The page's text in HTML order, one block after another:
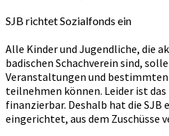
SJB richtet Sozialfonds ein
Alle Kinder und Jugendliche, die
badischen Schachverein sind,
Veranstaltungen und
teilnehmen können. Leider ist
finanzierbar. Deshalb hat die SJB
eingerichtet, aus dem Zuschüsse